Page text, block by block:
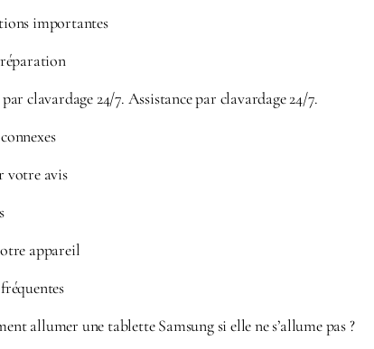
importantes
clavardage 24/7. Assistance par clavardage 24/7.
votre avis
appareil
allumer une tablette Samsung si elle ne s’allume pas ?